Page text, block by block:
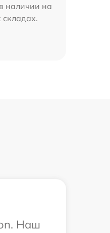
наличии на
складах.
Наш